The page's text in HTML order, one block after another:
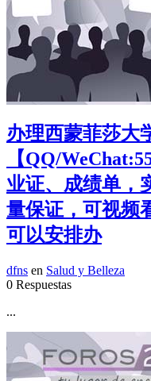
办理西蒙菲莎大
【QQ/
业证、成绩单，
量保证，可视频
可以安排办
dfns en Salud y Belleza
0 Respuestas
...